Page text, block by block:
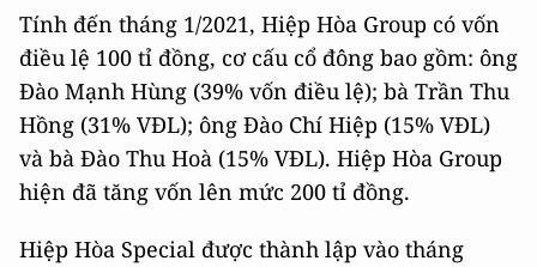
Tính đến tháng 1/2021, Hiệp Hòa Group có vốn
điều lệ 100 tỉ đồng, cơ cấu cổ đông bao gồm: ông
Đào Mạnh Hùng (39% vốn điều lệ); bà Trần Thu
Hồng (31% VĐL); ông Đào Chí Hiệp (15% VĐL)
và bà Đào Thu Hoà (15% VĐL). Hiệp Hòa Group
hiện đã tăng vốn lên mức 200 tỉ đồng.
Hiệp Hòa Special được thành lập vào tháng